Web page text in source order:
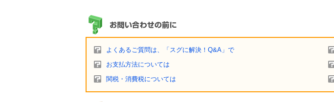
よくあるご質問は、「スグに解決！Q&A」で
お支払方法については
関税・消費税については